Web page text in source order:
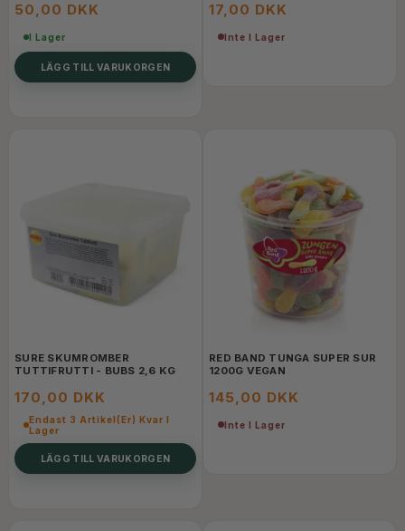
50,00 DKK
I Lager
LÄGG TILL VARUKORGEN
17,00 DKK
Inte I Lager
SURE SKUMROMBER
TUTTIFRUTTI - BUBS 2,6 KG
170,00 DKK
Endast 3 Artikel(er) Kvar I
Lager
LÄGG TILL VARUKORGEN
RED BAND TUNGA SUPER SUR
1200G VEGAN
145,00 DKK
Inte I Lager